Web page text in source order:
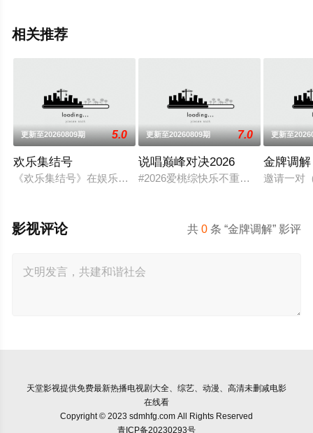
相关推荐
更新至20260809期 5.0
欢乐集结号
《欢乐集结号》在娱乐资讯类栏目中一枝独秀，领跑全国，是
更新至20260809期 7.0
说唱巅峰对决2026
#2026爱桃综快乐不重样# #说唱十周
更新至
金牌调解
邀请一对
共0 条 “金牌调解” 影评
影视评论
天堂影视提供免费最新热播电视剧大全、综艺、动漫、高清未删减电影
在线看
Copyright © 2023 sdmhfg.com All Rights Reserved
青ICP备20230293号